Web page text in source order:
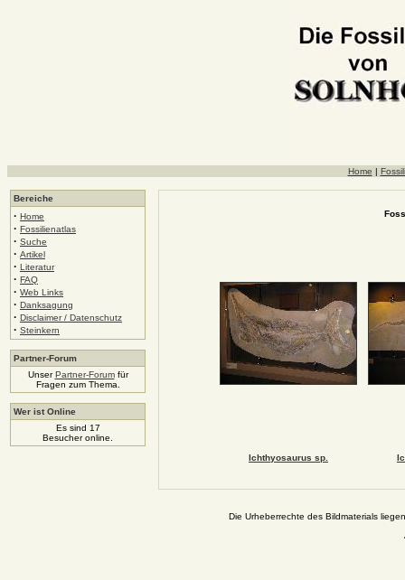
Home |
Bereiche
· Home
· Fossilienatlas
· Suche
· Artikel
· Literatur
· FAQ
· Web Links
· Danksagung
· Disclaimer / Datenschutz
· Steinkern
Partner-Forum
UnserPartner-Forumfür
Fragen zum Thema.
Wer ist Online
Es sind 17
Besucher online.
Ichthyosaurus sp.
Die Urheberrechte des Bildmaterials